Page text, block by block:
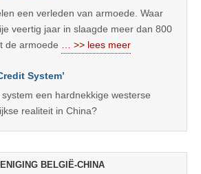
een verleden van armoede. Waar
veertig jaar in slaagde meer dan 800
de armoede
… >> lees meer
System’
een hardnekkige westerse
realiteit in China?
BELGIË-CHINA